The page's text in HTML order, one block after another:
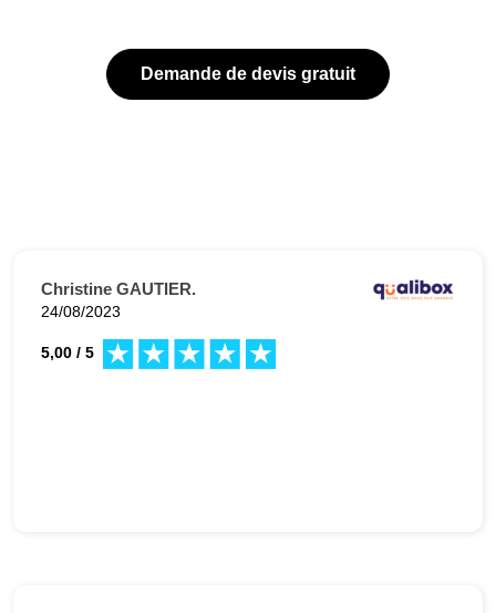
Demande de devis gratuit
Christine GAUTIER.
24/08/2023
5,00 / 5